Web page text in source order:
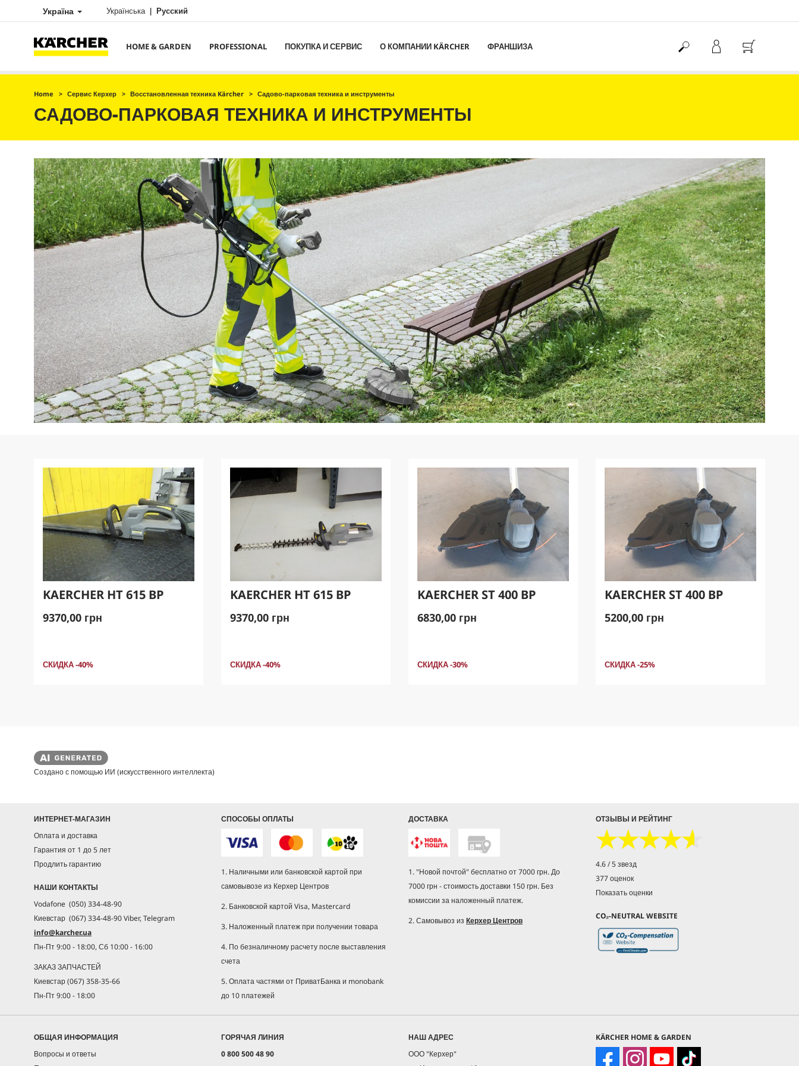
Україна Українська Русский
HOME & GARDEN PROFESSIONAL ПОКУПКА И СЕРВИС О КОМПАНИИ KÄRCHER ФРАНШИЗА
Home Сервис Керхер Восстановленная техника Kärcher Садово-парковая техника и инструменты
САДОВО-ПАРКОВАЯ ТЕХНИКА И ИНСТРУМЕНТЫ
KAERCHER HT 615 BP
9370,00 грн
СКИДКА -40%
KAERCHER HT 615 BP
9370,00 грн
СКИДКА -40%
KAERCHER ST 400 BP
6830,00 грн
СКИДКА -30%
KAERCHER ST 400 BP
5200,00 грн
СКИДКА -25%
Создано с помощью ИИ (искусственного интеллекта)
ИНТЕРНЕТ-МАГАЗИН
Оплата и доставка
Гарантия от 1 до 5 лет
Продлить гарантию
НАШИ КОНТАКТЫ
Vodafone (050) 334-48-90
Киевстар (067) 334-48-90 Viber, Telegram
info@karcher.ua
Пн-Пт 9:00 - 18:00, Сб 10:00 - 16:00
ЗАКАЗ ЗАПЧАСТЕЙ
Киевстар (067) 358-35-66
Пн-Пт 9:00 - 18:00
СПОСОБЫ ОПЛАТЫ
1. Наличными или банковской картой при
самовывозе из Керхер Центров
2. Банковской картой Visa, Mastercard
3. Наложенный платеж при получении товара
4. По безналичному расчету после выставления
счета
5. Оплата частями от ПриватБанка и monobank
до 10 платежей
ДОСТАВКА
1. "Новой почтой" бесплатно от 7000 грн. До
7000 грн - стоимость доставки 150 грн. Без
комиссии за наложенный платеж.
2. Самовывоз из Керхер Центров
ОТЗЫВЫ И РЕЙТИНГ
★★★★★
★★★★★
4.6 / 5 звезд
377 оценок
Показать оценки
CO₂-NEUTRAL WEBSITE
ОБЩАЯ ИНФОРМАЦИЯ
Вопросы и ответы
ГОРЯЧАЯ ЛИНИЯ
0 800 500 48 90
НАШ АДРЕС
ООО "Керхер"
KÄRCHER HOME & GARDEN